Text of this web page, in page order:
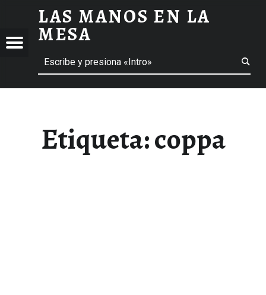
COPPA ARCHIVOS - LAS MANOS EN LA MESA
LAS MANOS EN LA
MESA
Menú Buscar
Etiqueta:coppa